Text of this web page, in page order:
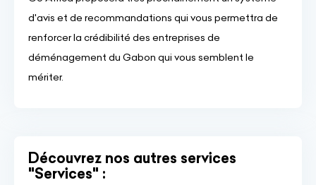
d'avis et de recommandations qui vous permettra de
renforcer la crédibilité des entreprises de
déménagement du Gabon qui vous semblent le
mériter.
Découvrez nos autres services
"Services" :